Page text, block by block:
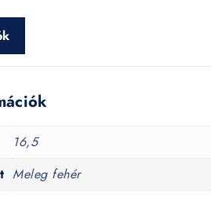
16,5
Meleg fehér